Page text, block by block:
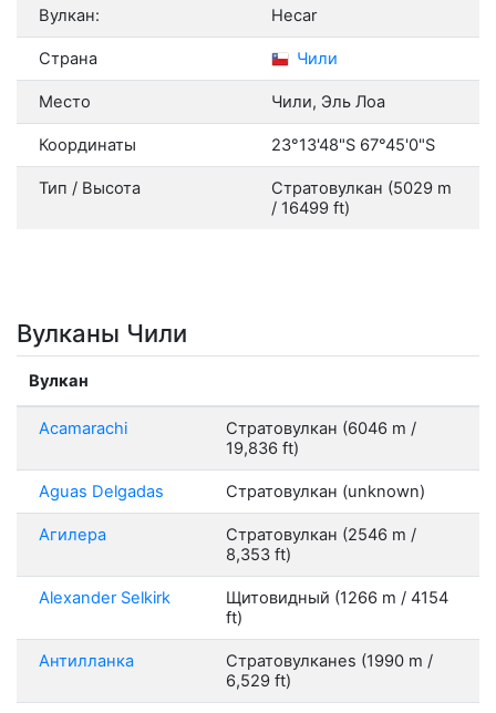
Вулкан: Hecar
Страна Чили
Место Чили, Эль Лоа
Координаты 23°13'48"S 67°45'0"S
Тип / Высота
Стратовулкан (5029 m
/ 16499 ft)
Вулканы Чили
Вулкан
Acamarachi
Стратовулкан (6046 m /
19,836 ft)
Aguas Delgadas Стратовулкан (unknown)
Агилера
Стратовулкан (2546 m /
8,353 ft)
Alexander Selkirk
Щитовидный (1266 m / 4154
ft)
Антилланка
Стратовулканes (1990 m /
6,529 ft)